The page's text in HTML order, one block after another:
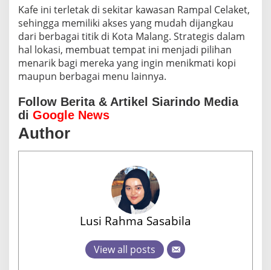
Kafe ini terletak di sekitar kawasan Rampal Celaket,
sehingga memiliki akses yang mudah dijangkau
dari berbagai titik di Kota Malang. Strategis dalam
hal lokasi, membuat tempat ini menjadi pilihan
menarik bagi mereka yang ingin menikmati kopi
maupun berbagai menu lainnya.
Follow Berita & Artikel Siarindo Media
di Google News
Author
Lusi Rahma Sasabila
View all posts